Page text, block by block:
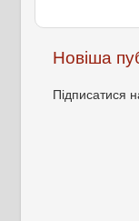
Новіша
Підписатися